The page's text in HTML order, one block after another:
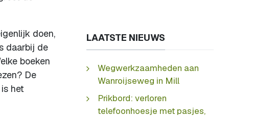
doen,
daarbij de
boeken
De
het
LAATSTE NIEUWS
Wegwerkzaamheden aan
Wanroijseweg in Mill
Prikbord: verloren
telefoonhoesje met pasjes,